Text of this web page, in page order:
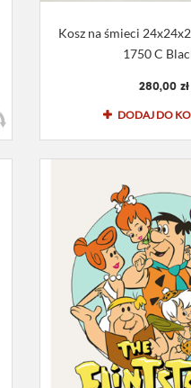
Kosz na śmieci
1750 C
280,00 zł
DODAJ DO